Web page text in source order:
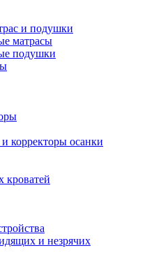
и подушки
матрасы
подушки
корректоры осанки
кроватей
и незрячих